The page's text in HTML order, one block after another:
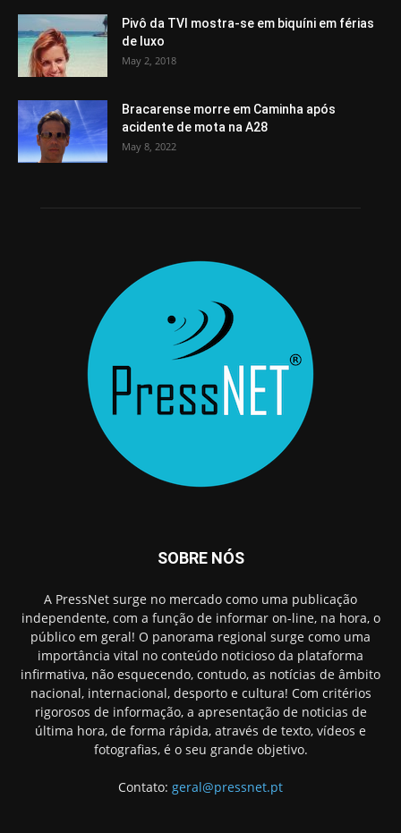
Pivô da TVI mostra-se em biquíni em férias
de luxo
May 2, 2018
Bracarense morre em Caminha após
acidente de mota na A28
May 8, 2022
SOBRE NÓS
A PressNet surge no mercado como uma publicação
independente, com a função de informar on-line, na hora, o
público em geral! O panorama regional surge como uma
importância vital no conteúdo noticioso da plataforma
infirmativa, não esquecendo, contudo, as notícias de âmbito
nacional, internacional, desporto e cultura! Com critérios
rigorosos de informação, a apresentação de noticias de
última hora, de forma rápida, através de texto, vídeos e
fotografias, é o seu grande objetivo.
Contato: geral@pressnet.pt